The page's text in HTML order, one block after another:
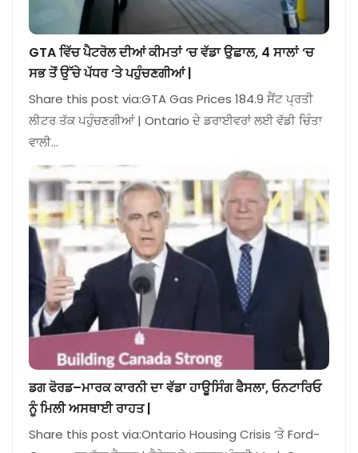
GTA ਵਿੱਚ ਪੈਟਰੋਲ ਦੀਆਂ ਕੀਮਤਾਂ ‘ਚ ਵੱਡਾ ਉਛਾਲ, 4 ਸਾਲਾਂ ‘ਚ
ਸਭ ਤੋਂ ਉੱਚੇ ਪੱਧਰ ‘ਤੇ ਪਹੁੰਚਣਗੀਆਂ |
Share this post via:GTA Gas Prices 184.9 ਸੈਂਟ ਪ੍ਰਤੀ
ਲੀਟਰ ਤੱਕ ਪਹੁੰਚਣਗੀਆਂ | Ontario ਦੇ ਡਰਾਈਵਰਾਂ ਲਈ ਵੱਡੀ ਚਿੰਤਾ
ਵਾਲੀ…
ਡਗ ਫੋਰਡ–ਮਾਰਕ ਕਾਰਨੀ ਦਾ ਵੱਡਾ ਹਾਊਸਿੰਗ ਫੈਸਲਾ, ਓਨਟਾਰਿਓ
ਨੂੰ ਮਿਲੀ ਅਸਥਾਈ ਰਾਹਤ |
Share this post via:Ontario Housing Crisis ‘ਤੇ Ford-